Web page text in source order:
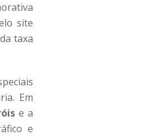
site
taxa
Em
e a
e